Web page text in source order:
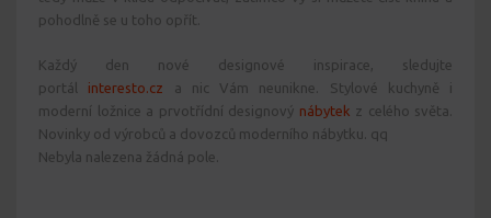
pohodlně se u toho opřít.
Každý den nové designové inspirace, sledujte
portál interesto.cz a nic Vám neunikne. Stylové kuchyně i
moderní ložnice a prvotřídní designový nábytek z celého světa.
Novinky od výrobců a dovozců moderního nábytku. qq
Nebyla nalezena žádná pole.